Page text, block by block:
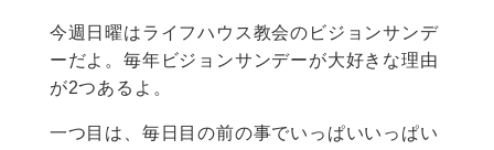
今週日曜はライフハウス教会のビジョンサンデ
ーだよ。毎年ビジョンサンデーが大好きな理由
が2つあるよ。
一つ目は、毎日目の前の事でいっぱいいっぱい